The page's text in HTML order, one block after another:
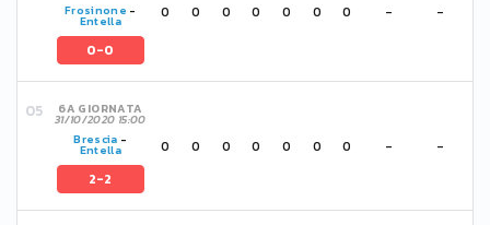
Frosinone -
Entella
0-0
0 0 0 0 0 0 0 - -
6A GIORNATA
31/10/2020 15:00
Brescia -
Entella
2-2
0 0 0 0 0 0 0 - -